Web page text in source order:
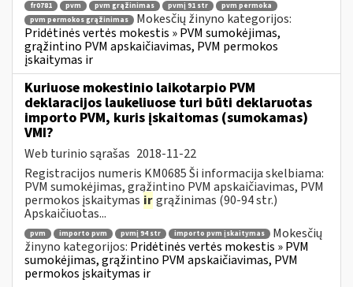
fr0781 pvm pvm grąžinimas pvmį 91 str
pvm permoka
pvm permokos grąžinimas
Mokesčių žinyno kategorijos:
Pridėtinės vertės mokestis » PVM sumokėjimas,
grąžintino PVM apskaičiavimas, PVM permokos
įskaitymas ir
Kuriuose mokestinio laikotarpio PVM
deklaracijos laukeliuose turi būti deklaruotas
importo PVM, kuris įskaitomas (sumokamas)
VMI?
Web turinio sąrašas 2018-11-22
Registracijos numeris KM0685 Ši informacija skelbiama:
PVM sumokėjimas, grąžintino PVM apskaičiavimas, PVM
permokos įskaitymas irgrąžinimas (90-94 str.)
Apskaičiuotas...
pvm importo pvm pvmį 94 str importo pvm įskaitymas
Mokesčių
žinyno kategorijos: Pridėtinės vertės mokestis » PVM
sumokėjimas, grąžintino PVM apskaičiavimas, PVM
permokos įskaitymas ir